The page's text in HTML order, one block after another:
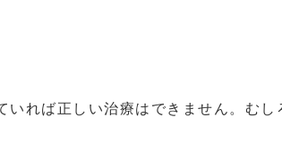
れば正しい治療はできません。むし